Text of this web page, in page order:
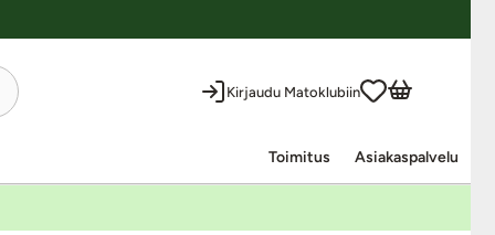
Kirjaudu Matoklubiin
Toimitus Asiakaspalvelu